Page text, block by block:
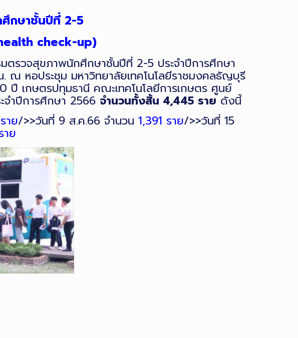
กษาชั้นปีที่ 2-5
check-up)
รวจสุขภาพนักศึกษาชั้นปีที่ 2-5 ประจำปีการศึกษา
หอประชุม มหาวิทยาลัยเทคโนโลยีราชมงคลธัญบุรี
เกษตรปทุมธานี คณะเทคโนโลยีการเกษตร ศูนย์
ำปีการศึกษา 2566 จำนวนทั้งสิ้น 4,445 รายดังนี้
าย/>>วันที่ 9 ส.ค.66 จำนวน1,391 ราย/>>วันที่ 15
าย